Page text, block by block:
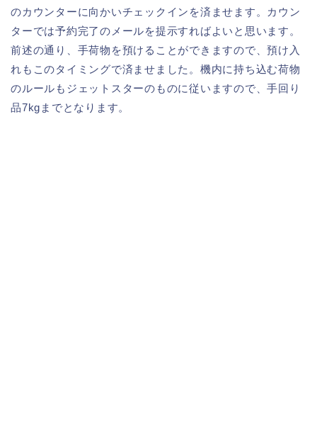
のカウンターに向かいチェックインを済ませます。 カウン
ターでは予約完了のメールを提示すればよいと思います。
前述の通り、手荷物を預けることができますので、預け入
れもこのタイミングで済ませました。 機内に持ち込む荷物
のルールもジェットスターのものに従いますので、手回り
品7kgまでとなります。